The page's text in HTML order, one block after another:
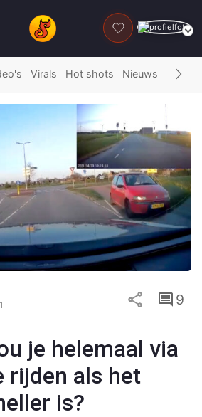
DONEER
Virals Hot shots Nieuws Fails
9
je helemaal via
rijden als het
is?